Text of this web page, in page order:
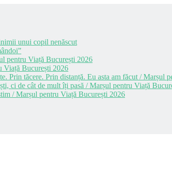
unui copil nenăscut
pentru Viață București 2026
Viață București 2026
Prin tăcere. Prin distanță. Eu asta am făcut / Marșul
ci de cât de mult îți pasă / Marșul pentru Viață
/ Marșul pentru Viață București 2026